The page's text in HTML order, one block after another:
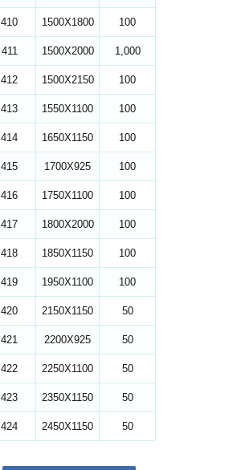
410 1500X1800 100
411 1500X2000 1,000
412 1500X2150 100
413 1550X1100 100
414 1650X1150 100
415 1700X925 100
416 1750X1100 100
417 1800X2000 100
418 1850X1150 100
419 1950X1100 100
420 2150X1150 50
421 2200X925 50
422 2250X1100 50
423 2350X1150 50
424 2450X1150 50